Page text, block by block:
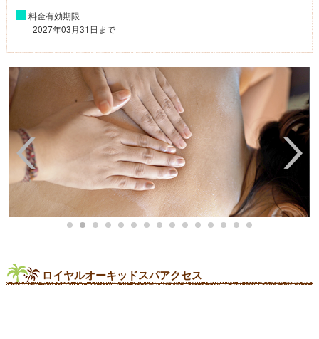
料金有効期限
2027年03月31日まで
ロイヤルオーキッドスパアクセス